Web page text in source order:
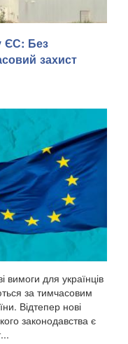
влада заявила
на область. Про
області
України. . За с...
ЄС: Без
захист
для українців
за тимчасовим
Відтепер нові
законодавства є